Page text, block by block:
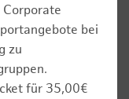
Corporate
bei
zu
für 35,00€